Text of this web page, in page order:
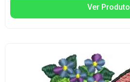
Ver Produto